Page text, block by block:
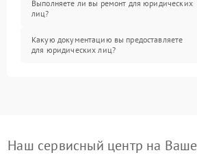
Выполняете ли вы ремонт для юридических
лиц?
Какую документацию вы предоставляете
для юридических лиц?
Наш сервисный центр на